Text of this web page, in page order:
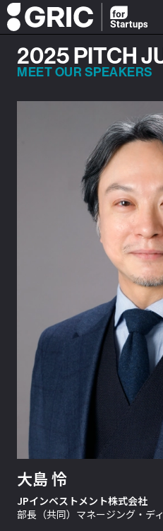
2025 PITCH
MEET OUR SPEAKERS
大島 怜
JPインベストメント株式会社
部長（共同）マネージング・デ